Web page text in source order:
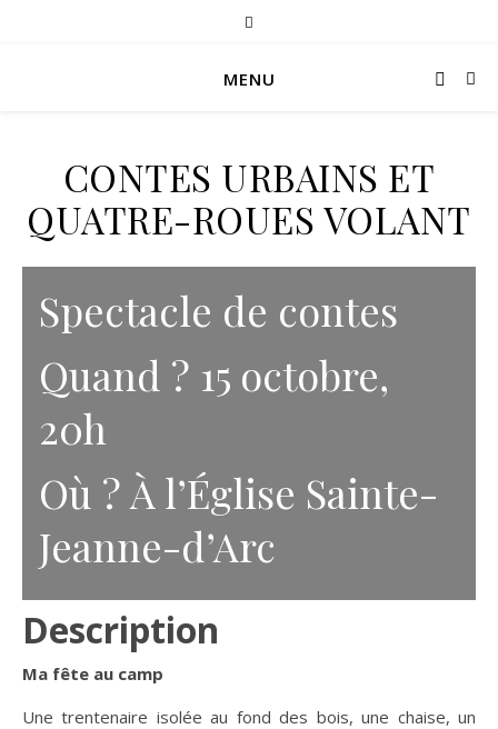
MENU
CONTES URBAINS ET
QUATRE-ROUES VOLANT
Spectacle de contes
Quand ? 15 octobre,
20h
Où ? À l’Église Sainte-
Jeanne-d’Arc
Description
Ma fête au camp
Une trentenaire isolée au fond des bois, une chaise, un